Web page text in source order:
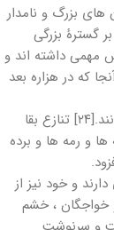
همه از خاندان های بزرگ و نامدار
گسترۀ بزرگی
مهمی داشته اند و
که در هزاره بعد
سران قبایل یا شاهان منطقه ای با خشونت حکم میرانند.[۲۴] تنازع بقا
و رمه ها و برده
و خود نیز از
خدایان و خواجگان ، خشم